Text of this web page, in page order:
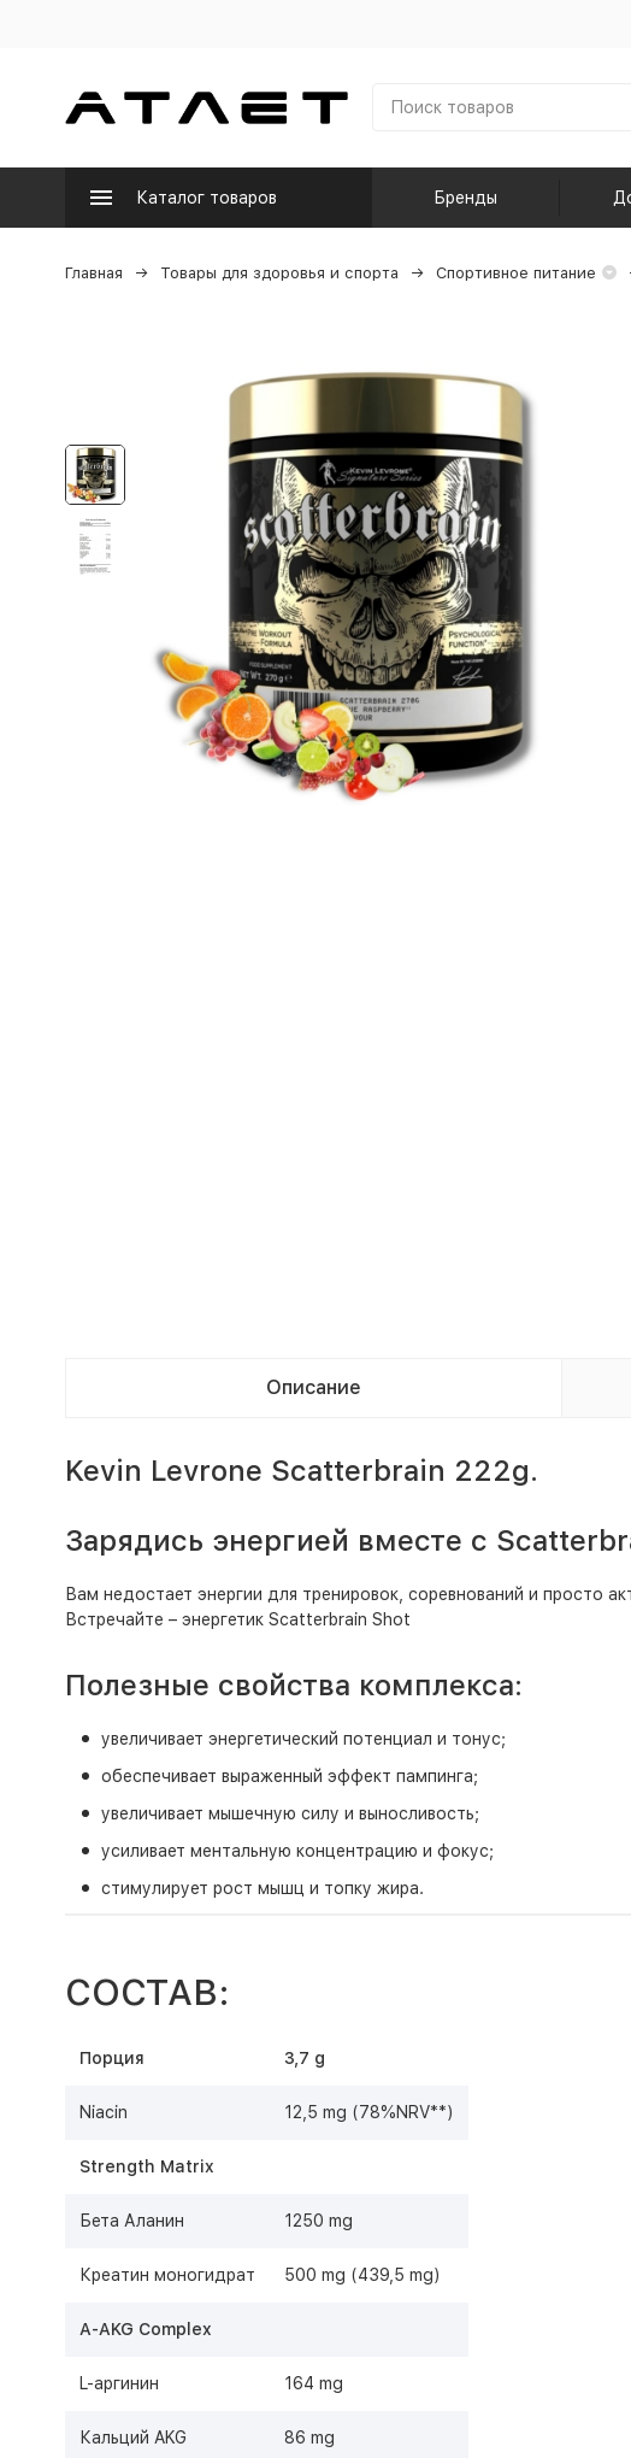
Каталог товаров Бренды
Главная Товары для здоровья и спорта Спортивное питание
Описание
Kevin Levrone Scatterbrain 222g.
Зарядись энергией вместе с
Вам недостает энергии для тренировок, соревнований и просто
Встречайте – энергетик Scatterbrain Shot
Полезные свойства комплекса:
увеличивает энергетический потенциал и тонус;
обеспечивает выраженный эффект пампинга;
увеличивает мышечную силу и выносливость;
усиливает ментальную концентрацию и фокус;
стимулирует рост мышц и топку жира.
СОСТАВ:
Порция 3,7 g
Niacin 12,5 mg (78%NRV**)
Strength Matrix
Бета Аланин 1250 mg
Креатин моногидрат 500 mg (439,5 mg)
A-AKG Complex
L-аргинин 164 mg
Кальций AKG 86 mg